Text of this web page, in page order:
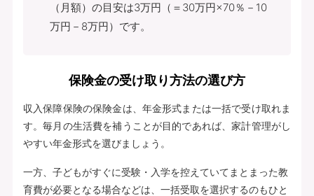
（月額）の目安は3万円（＝30万円×70％－10
万円－8万円）です。
保険金の受け取り方法の選び方
収入保障保険の保険金は、年金形式または一括で受け取れま
す。毎月の生活費を補うことが目的であれば、家計管理がし
やすい年金形式を選びましょう。
一方、子どもがすぐに受験・入学を控えていてまとまった教
育費が必要となる場合などは、一括受取を選択するのもひと